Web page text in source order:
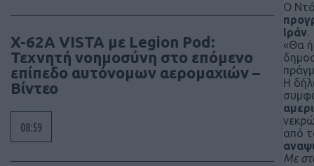
X-62A VISTA με Legion Pod:
Τεχνητή νοημοσύνη στο επόμενο
επίπεδο αυτόνομων αερομαχιών –
Βίντεο
08:59
Ο
Ιράν.
«Θα
Η
από
Με